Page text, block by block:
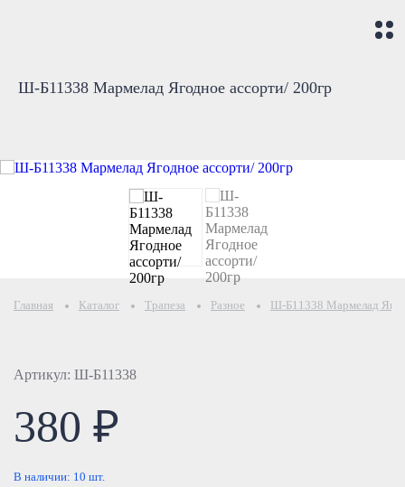
Ш-Б11338 Мармелад Ягодное ассорти/ 200гр
Главная Каталог Трапеза Разное Ш-Б11338 Мармелад
Артикул: Ш-Б11338
380 ₽
В наличии: 10 шт.